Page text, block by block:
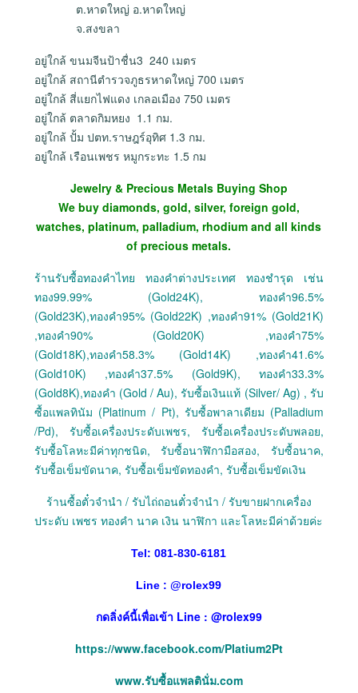
ต.หาดใหญ่ อ.หาดใหญ่
จ.สงขลา
อยู่ใกล้ ขนมจีนป้าชื่น3 240 เมตร
อยู่ใกล้ สถานีตำรวจภูธรหาดใหญ่ 700 เมตร
อยู่ใกล้ สี่แยกไฟแดง เกลอเมือง 750 เมตร
อยู่ใกล้ ตลาดกิมหยง 1.1 กม.
อยู่ใกล้ ปั้ม ปตท.ราษฎร์อุทิศ 1.3 กม.
อยู่ใกล้ เรือนเพชร หมูกระทะ 1.5 กม
Jewelry & Precious Metals Buying Shop
We buy diamonds, gold, silver, foreign gold,
watches, platinum, palladium, rhodium and all kinds
of precious metals.
ร้านรับซื้อทองคำไทย ทองคำต่างประเทศ ทองชำรุด เช่น
ทอง99.99% (Gold24K), ทองคำ96.5%
(Gold23K),ทองคำ95% (Gold22K) ,ทองคำ91% (Gold21K)
,ทองคำ90% (Gold20K) ,ทองคำ75%
(Gold18K),ทองคำ58.3% (Gold14K) ,ทองคำ41.6%
(Gold10K) ,ทองคำ37.5% (Gold9K), ทองคำ33.3%
(Gold8K),ทองคำ (Gold / Au), รับซื้อเงินแท้ (Silver/ Ag) , รับ
ซื้อแพลทินัม (Platinum / Pt), รับซื้อพาลาเดียม (Palladium
/Pd), รับซื้อเครื่องประดับเพชร, รับซื้อเครื่องประดับพลอย,
รับซื้อโลหะมีค่าทุกชนิด, รับซื้อนาฬิกามือสอง, รับซื้อนาค,
รับซื้อเข็มขัดนาค, รับซื้อเข็มขัดทองคำ, รับซื้อเข็มขัดเงิน
ร้านซื้อตั๋วจำนำ / รับไถ่ถอนตั๋วจำนำ / รับขายฝากเครื่อง
ประดับ เพชร ทองคำ นาค เงิน นาฬิกา และโลหะมีค่าด้วยค่ะ
Tel: 081-830-6181
Line : @rolex99
กดลิ่งค์นี้เพื่อเข้า Line : @rolex99
https://www.facebook.com/Platium2Pt
www.รับซื้อแพลตินั่ม.com